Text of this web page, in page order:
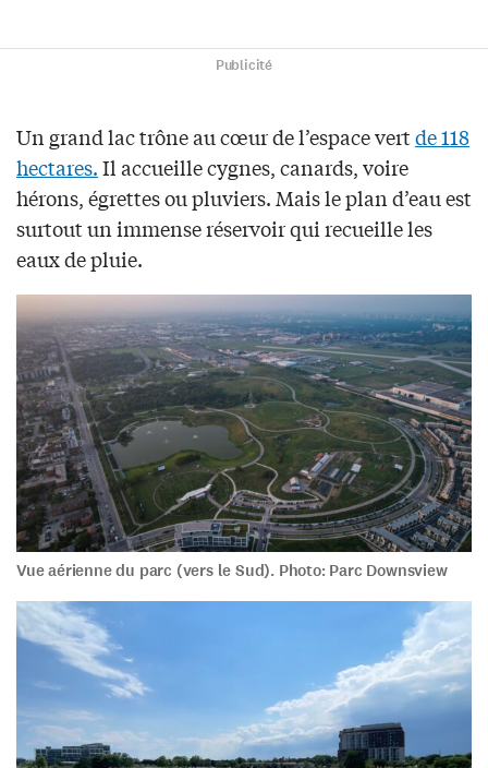
Publicité
Un grand lac trône au cœur de l’espace vertde 118
hectares.Il accueille cygnes, canards, voire
hérons, égrettes ou pluviers. Mais le plan d’eau est
surtout un immense réservoir qui recueille les
eaux de pluie.
Vue aérienne du parc (vers le Sud). Photo: Parc Downsview